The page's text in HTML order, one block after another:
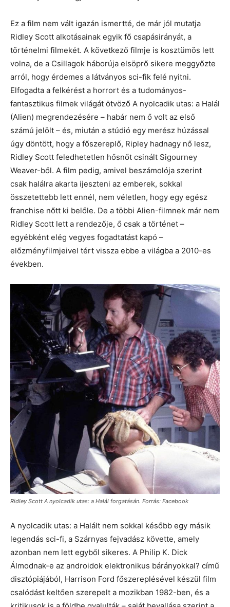
Ez a film nem vált igazán ismertté, de már jól mutatja
Ridley Scott alkotásainak egyik fő csapásirányát, a
történelmi filmekét. A következő filmje is kosztümös lett
volna, de a Csillagok háborúja elsöprő sikere meggyőzte
arról, hogy érdemes a látványos sci-fik felé nyitni.
Elfogadta a felkérést a horrort és a tudományos-
fantasztikus filmek világát ötvöző A nyolcadik utas: a Halál
(Alien) megrendezésére – habár nem ő volt az első
számú jelölt – és, miután a stúdió egy merész húzással
úgy döntött, hogy a főszereplő, Ripley hadnagy nő lesz,
Ridley Scott feledhetetlen hősnőt csinált Sigourney
Weaver-ből. A film pedig, amivel beszámolója szerint
csak halálra akarta ijeszteni az emberek, sokkal
összetettebb lett ennél, nem véletlen, hogy egy egész
franchise nőtt ki belőle. De a többi Alien-filmnek már nem
Ridley Scott lett a rendezője, ő csak a történet –
egyébként elég vegyes fogadtatást kapó –
előzményfilmjeivel tért vissza ebbe a világba a 2010-es
években.
Ridley Scott A nyolcadik utas: a Halál forgatásán. Forrás: Facebook
A nyolcadik utas: a Halált nem sokkal később egy másik
legendás sci-fi, a Szárnyas fejvadász követte, amely
azonban nem lett egyből sikeres. A Philip K. Dick
Álmodnak-e az androidok elektronikus bárányokkal? című
disztópiájából, Harrison Ford főszereplésével készül film
csalódást keltően szerepelt a mozikban 1982-ben, és a